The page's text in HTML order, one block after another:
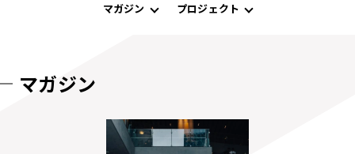
マガジン プロジェクト
マガジン